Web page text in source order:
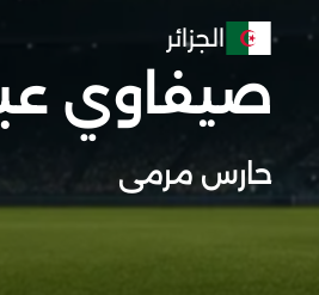
الجزائر
صيفاوي
حارس مرمى